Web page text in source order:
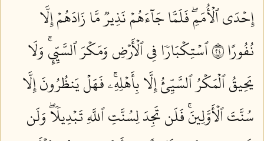
إِحۡدَى ٱلۡأُمَمِۖ فَلَمَّا جَآءَهُمۡ نَذِيرٞ مَّا زَادَهُمۡ إِلَّا
نُفُورًا ٤٢
ٱسۡتِكۡبَارٗا فِي ٱلۡأَرۡضِ وَمَكۡرَ ٱلسَّيِّيِٕۚ وَلَا
يَحِيقُ ٱلۡمَكۡرُ ٱلسَّيِّئُ إِلَّا بِأَهۡلِهِۦۚ فَهَلۡ يَنظُرُونَ إِلَّا
سُنَّتَ ٱلۡأَوَّلِينَۚ فَلَن تَجِدَ لِسُنَّتِ ٱللَّهِ تَبۡدِيلٗاۖ وَلَن